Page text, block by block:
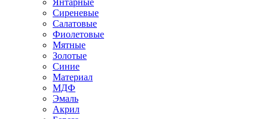
Янтарные
Сиреневые
Салатовые
Фиолетовые
Мятные
Золотые
Синие
Материал
МДФ
Эмаль
Акрил